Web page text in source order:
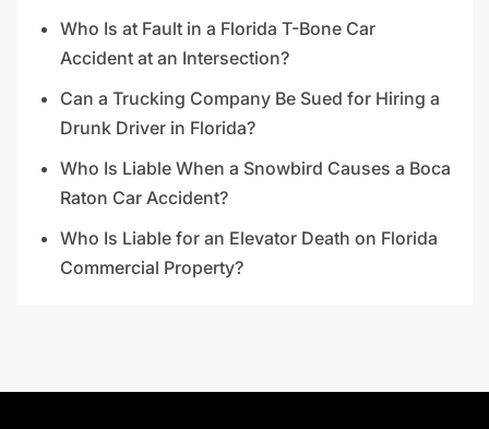
Who Is at Fault in a Florida T-Bone Car
Accident at an Intersection?
Can a Trucking Company Be Sued for Hiring a
Drunk Driver in Florida?
Who Is Liable When a Snowbird Causes a Boca
Raton Car Accident?
Who Is Liable for an Elevator Death on Florida
Commercial Property?